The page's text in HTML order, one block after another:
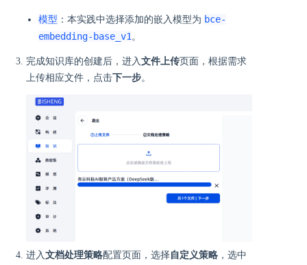
模型 ：本实践中选择添加的嵌入模型为 bce-
embedding-base_v1 。
完成知识库的创建后，进入 文件上传页面，根据需求
上传相应文件，点击下一步。
进入 文档处理策略配置页面，选择自定义策略 ，选中